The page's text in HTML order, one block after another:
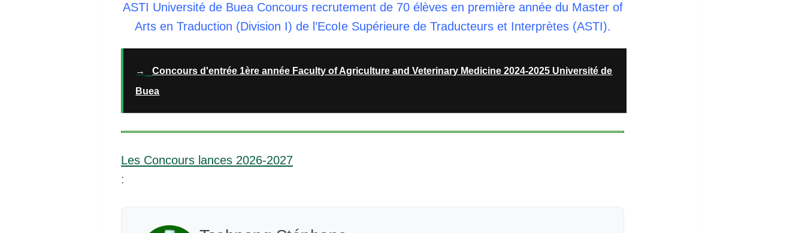
ASTI Université de Buea Concours recrutement de 70 élèves en première année du Master of
Arts en Traduction (Division I) de l’EcoIe Supérieure de Traducteurs et Interprètes (ASTI).
→
Concours d'entrée 1ère année Faculty of Agriculture and Veterinary Medicine 2024-2025 Université de
Buea
Les Concours lances 2026-2027
: